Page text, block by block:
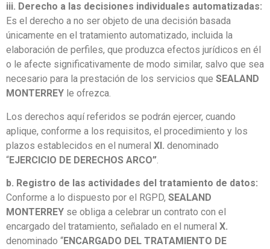
iii. Derecho a las decisiones individuales automatizadas:
Es el derecho a no ser objeto de una decisión basada
únicamente en el tratamiento automatizado, incluida la
elaboración de perfiles, que produzca efectos jurídicos en él
o le afecte significativamente de modo similar, salvo que sea
necesario para la prestación de los servicios que SEALAND
MONTERREY le ofrezca.
Los derechos aquí referidos se podrán ejercer, cuando
aplique, conforme a los requisitos, el procedimiento y los
plazos establecidos en el numeral XI. denominado
“EJERCICIO DE DERECHOS ARCO”.
b. Registro de las actividades del tratamiento de datos:
Conforme a lo dispuesto por el RGPD, SEALAND
MONTERREY se obliga a celebrar un contrato con el
encargado del tratamiento, señalado en el numeral X.
denominado “ENCARGADO DEL TRATAMIENTO DE